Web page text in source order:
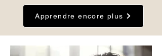
Apprendre encore plus